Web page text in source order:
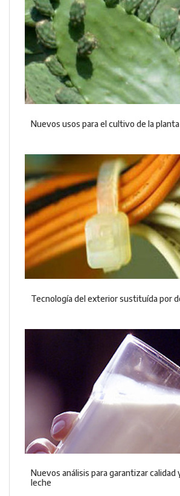
Nuevos usos para el cultivo de la
Tecnología del exterior sustituída por
Nuevos análisis para garantizar calidad
leche